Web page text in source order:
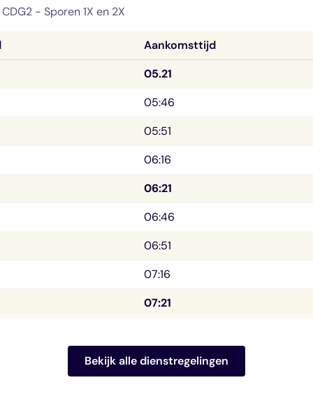
- Sporen 1X en 2X
Aankomsttijd
05.21
05:46
05:51
06:16
06:21
06:46
06:51
07:16
07:21
Bekijk alle dienstregelingen